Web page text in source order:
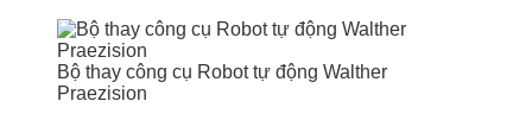
Bộ thay công cụ Robot tự động Walther
Praezision